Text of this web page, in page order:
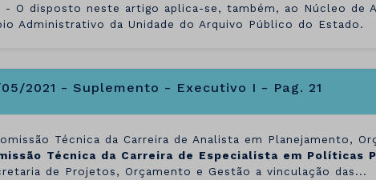
- O disposto neste artigo aplica-se, também, ao Núcleo de
Administrativo da Unidade do Arquivo Público do Estado.
2021 - Suplemento - Executivo I - Pag. 21
Técnica da Carreira de Analista em Planejamento,
Técnica da Carreira de Especialista em Políticas
de Projetos, Orçamento e Gestão a vinculação das...